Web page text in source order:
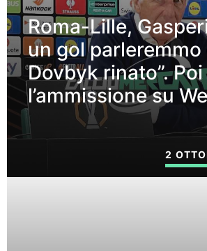
Roma-Lille,
un gol parleremmo
Dovbyk rinato”. Poi
l’ammissione su
2